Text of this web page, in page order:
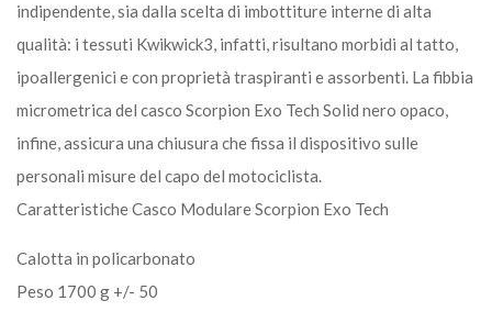
indipendente, sia dalla scelta di imbottiture interne di alta
qualità: i tessuti Kwikwick3, infatti, risultano morbidi al tatto,
ipoallergenici e con proprietà traspiranti e assorbenti. La fibbia
micrometrica del casco Scorpion Exo Tech Solid nero opaco,
infine, assicura una chiusura che fissa il dispositivo sulle
personali misure del capo del motociclista.
Caratteristiche Casco Modulare Scorpion Exo Tech
Calotta in policarbonato
Peso 1700 g +/- 50